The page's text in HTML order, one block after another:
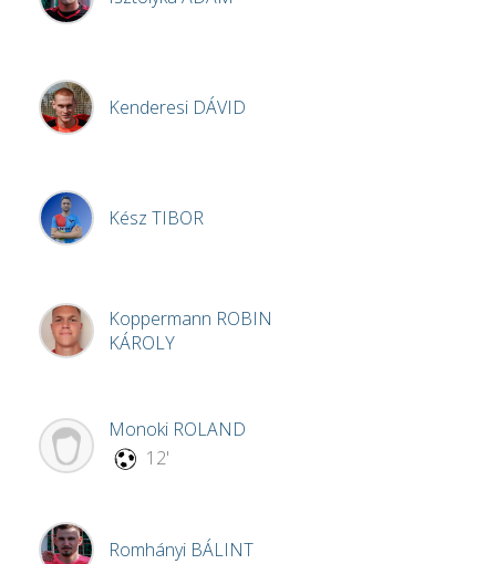
Kenderesi DÁVID
Kész TIBOR
Koppermann ROBIN
KÁROLY
Monoki ROLAND
12'
Romhányi BÁLINT